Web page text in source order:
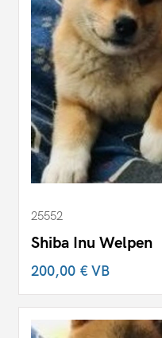
25552
Shiba Inu Welpen
200,00 €VB